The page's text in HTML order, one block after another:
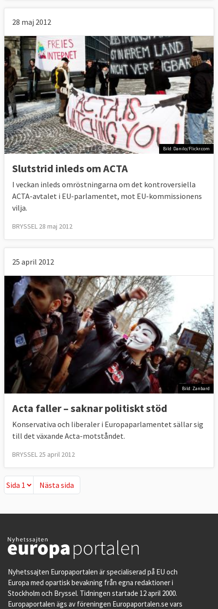
28 maj 2012
Bild: Danilo/Flickr.com
Slutstrid inleds om ACTA
I veckan inleds omröstningarna om det kontroversiella
ACTA-avtalet i EU-parlamentet, mot EU-kommissionens
vilja.
BRYSSEL 28 maj 2012
25 april 2012
Bild: Zanbard
Acta faller – saknar politiskt stöd
Konservativa och liberaler i Europaparlamentet sällar sig
till det växande Acta-motståndet.
BRYSSEL 25 april 2012
Nästa sida
Nästa sida
Nyhetssajten Europaportalen är specialiserad på EU och
Europa med opartisk bevakning från egna redaktioner i
Stockholm och Bryssel. Tidningen startade 12 april 2000.
Europaportalen ägs av föreningen Europaportalen.se vars